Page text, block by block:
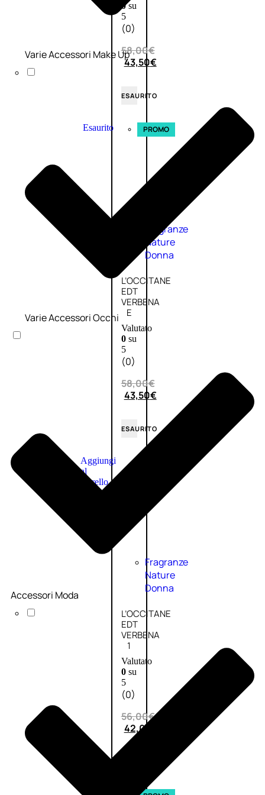
0su
5
(0)
58,00€
43,50€
ESAURITO
Esaurito PROMO
Fragranze
Nature
Donna
L’OCCITANE
EDT
VERBENA
E
Valutato
0su
5
(0)
58,00€
43,50€
ESAURITO
Aggiungi
al
carrello
Fragranze
Nature
Donna
L’OCCITANE
EDT
VERBENA
1
Valutato
0su
5
(0)
56,00€
42,00
CARRELLO
Varie Accessori Make Up
Varie Accessori Occhi
Accessori Moda